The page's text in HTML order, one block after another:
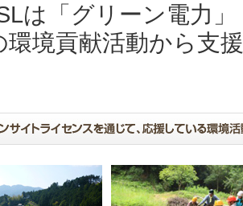
は「グリーン電力
環境貢献活動から支